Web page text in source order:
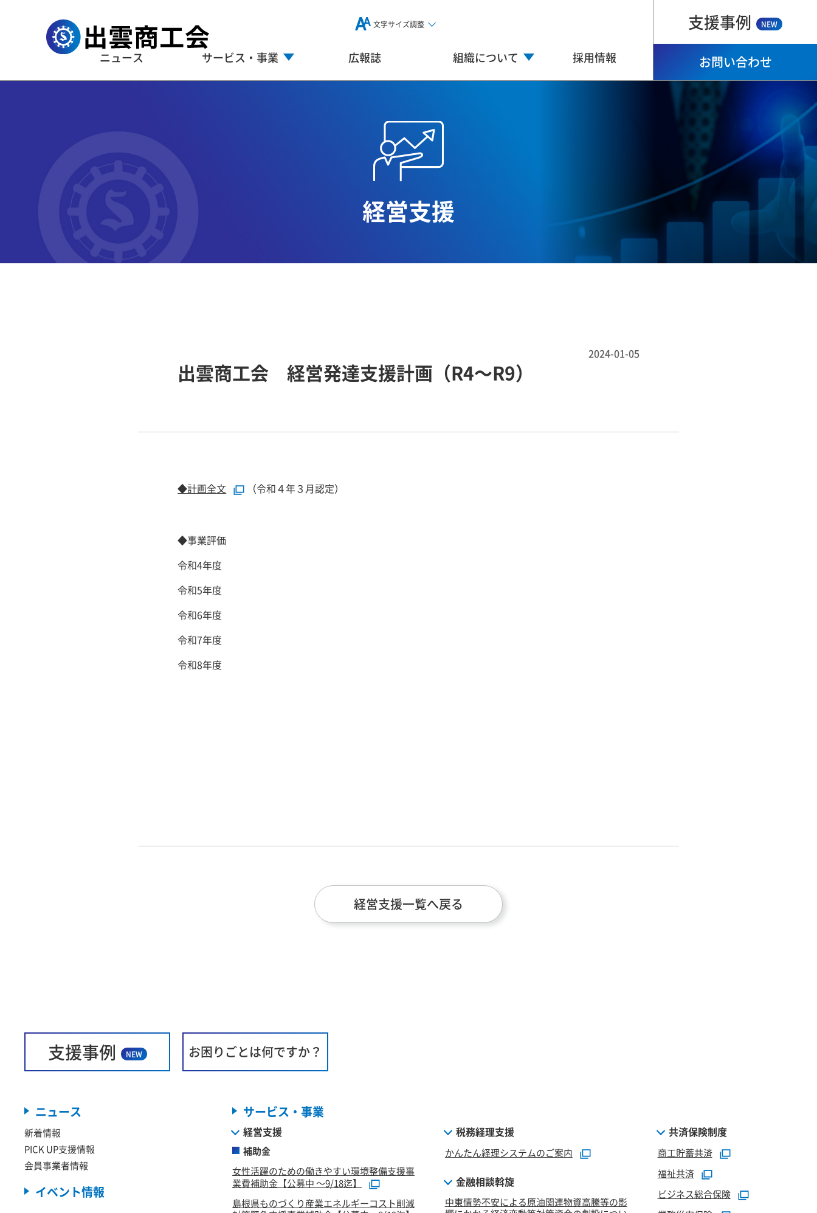
文字サイズ調整 支援事例 NEW
お問い合わせ
ニュース サービス・事業 広報誌 組織について 採用情報
経営支援
2024-01-05
出雲商工会 経営発達支援計画（R4～R9）
◆計画全文 （令和４年３月認定）
◆事業評価
令和4年度
令和5年度
令和6年度
令和7年度
令和8年度
経営支援一覧へ戻る
支援事例 NEW お困りごとは何ですか？
ニュース
新着情報
PICK UP支援情報
会員事業者情報
イベント情報
サービス・事業
経営支援
補助金
女性活躍のための働きやすい環境整備支援事
業費補助金【公募中 ～9/18迄】
島根県ものづくり産業エネルギーコスト削減
税務経理支援
かんたん経理システムのご案内
金融相談斡旋
中東情勢不安による原油関連物資高騰等の影
共済保険制度
商工貯蓄共済
福祉共済
ビジネス総合保険